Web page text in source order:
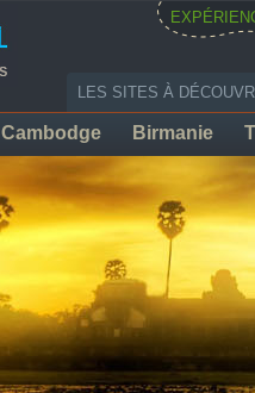
LES SITES À
Cambodge Birmanie